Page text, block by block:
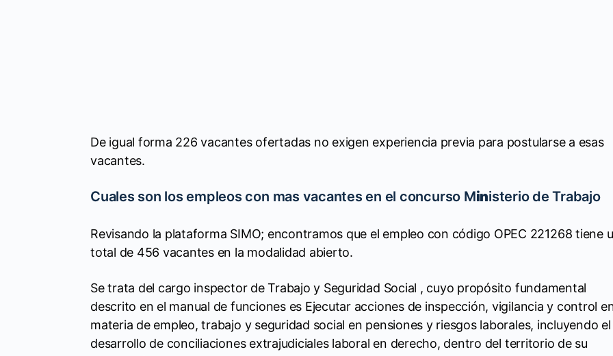
De igual forma 226 vacantes ofertadas no exigen experiencia previa para postularse a esas
vacantes.
Cuales son los empleos con mas vacantes en el concurso Ministerio de Trabajo
Revisando la plataforma SIMO; encontramos que el empleo con código OPEC 221268 tiene
total de 456 vacantes en la modalidad abierto.
Se trata del cargo inspector de Trabajo y Seguridad Social , cuyo propósito fundamental
descrito en el manual de funciones es Ejecutar acciones de inspección, vigilancia y control
materia de empleo, trabajo y seguridad social en pensiones y riesgos laborales, incluyendo el
desarrollo de conciliaciones extrajudiciales laboral en derecho, dentro del territorio de su